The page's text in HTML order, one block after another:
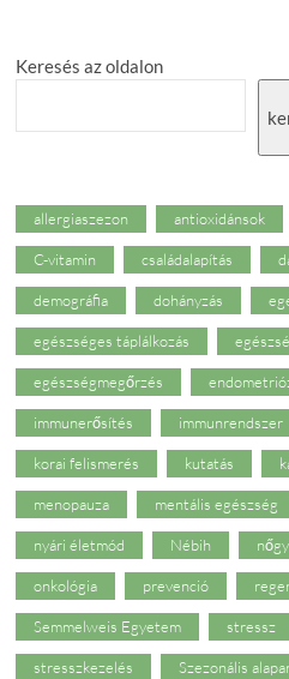
életkorban?
Keresés az oldalon
allergiaszezon antioxidánsok
C-vitamin családalapítás
demográfia dohányzás
egészséges táplálkozás
egészségmegőrzés
immunerősítés immunrendszer
korai felismerés kutatás
menopauza mentális egészség
nyári életmód Nébih
onkológia prevenció
Semmelweis Egyetem stressz
stresszkezelés Szezonális